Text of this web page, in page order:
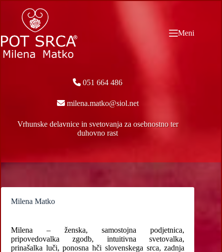
content
Meni
051 664 486
milena.matko@siol.net
Vrhunske delavnice in svetovanja za osebnostno ter
duhovno rast
Milena Matko
Milena – ženska, samostojna podjetnica,
pripovedovalka zgodb, intuitivna svetovalka,
prinašalka luči, ponosna hči slovenskega srca, zadnja